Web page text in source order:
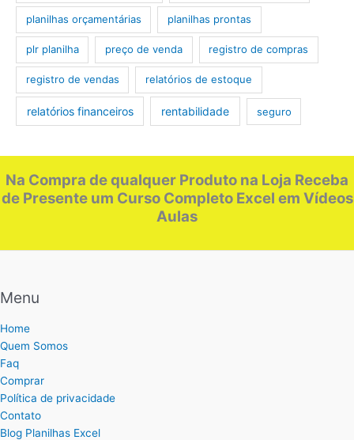
planilhas orçamentárias planilhas prontas
plr planilha preço de venda registro de compras
registro de vendas relatórios de estoque
relatórios financeiros rentabilidade seguro
Na Compra de qualquer Produto na Loja Receba
de Presente um Curso Completo Excel em Vídeos
Aulas
Menu
Home
Quem Somos
Faq
Comprar
Política de privacidade
Contato
Blog Planilhas Excel